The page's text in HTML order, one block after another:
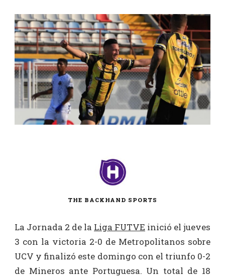
THE BACKHAND SPORTS
La Jornada 2 de la Liga FUTVE inició el jueves
3 con la victoria 2-0 de Metropolitanos sobre
UCV y finalizó este domingo con el triunfo 0-2
de Mineros ante Portuguesa. Un total de 18